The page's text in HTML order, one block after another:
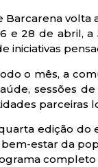
Barcarena volta
e 28 de abril,
iniciativas
o mês, a
sessões
parceiras
edição
estar da
completo